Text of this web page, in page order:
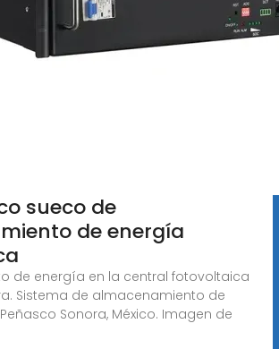
sueco de
de energía
de energía en la central fotovoltaica
Sistema de almacenamiento de
Sonora, México. Imagen de